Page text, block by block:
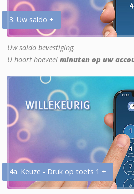
3. Uw saldo +
Uw saldo bevestiging.
U hoort hoeveel minuten op uw
4a. Keuze - Druk op toets 1 +